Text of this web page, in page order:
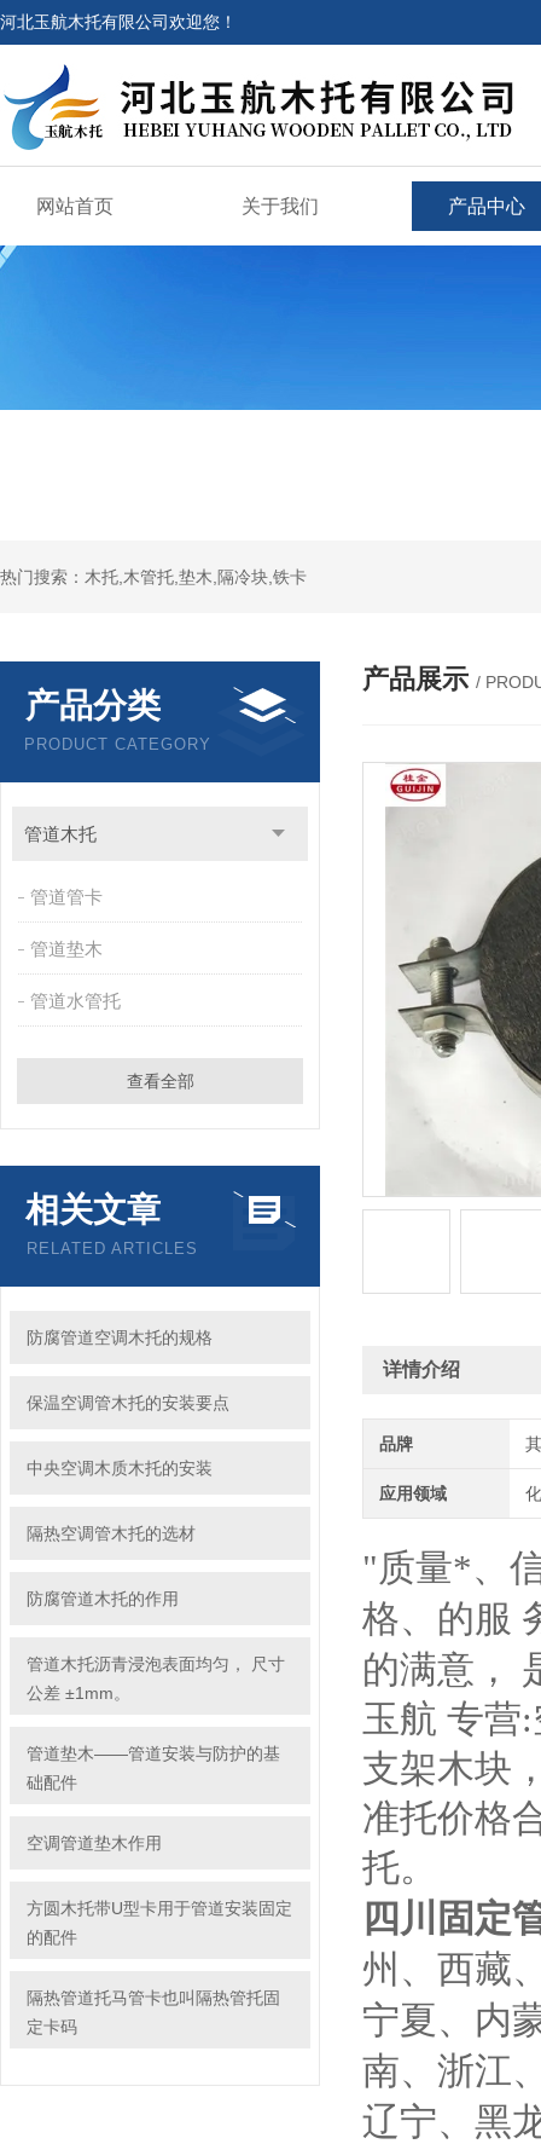
河北玉航木托有限公司欢迎您！
网站首页 关于我们 产品中心
热门搜索：木托,木管托,垫木,隔冷块,铁卡
产品分类
PRODUCT CATEGORY
管道木托
管道管卡
管道垫木
管道水管托
查看全部
相关文章
RELATED ARTICLES
防腐管道空调木托的规格
保温空调管木托的安装要点
中央空调木质木托的安装
隔热空调管木托的选材
防腐管道木托的作用
管道木托沥青浸泡表面均匀， 尺寸
公差 ±1mm。
管道垫木——管道安装与防护的基
础配件
空调管道垫木作用
方圆木托带U型卡用于管道安装固定
的配件
隔热管道托马管卡也叫隔热管托固
定卡码
产品展示 /
详情介绍
品牌
应用领域
"质量*、
格、的服
的满意，
玉航 专营
支架木块
准托价格
托。
四川固定
州、西藏
宁夏、内
南、浙江
辽宁、黑